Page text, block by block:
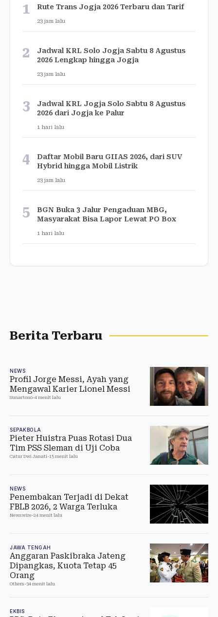
1 Rute Trans Jogja 2026 Terbaru dan Tarif
23 jam lalu
2
Jadwal KRL Solo Jogja Sabtu 8 Agustus
2026 Lengkap hingga Jogja
23 jam lalu
3
Jadwal KRL Jogja Solo Sabtu 8 Agustus
2026 dari Jogja ke Palur
1 hari lalu
4
Daftar Mobil Baru GIIAS 2026, dari SUV
Hybrid hingga Mobil Listrik
23 jam lalu
5
BGN Buka 3 Jalur Pengaduan MBG,
Masyarakat Bisa Lapor Lewat PO Box
1 hari lalu
Berita Terbaru
NEWS
Profil Jorge Messi, Ayah yang
Mengawal Karier Lionel Messi
Sunartono-4 menit lalu
SEPAKBOLA
Pieter Huistra Puas Rotasi Dua
Tim PSS Sleman di Uji Coba
Catur Dwi Janati-15 menit lalu
NEWS
Penembakan Terjadi di Dekat
FBLB 2026, 2 Warga Terluka
Newswire-24 menit lalu
JAWA TENGAH
Anggaran Paskibraka Jateng
Dipangkas, Kuota Tetap 45
Orang
Others-34 menit lalu
EKBIS